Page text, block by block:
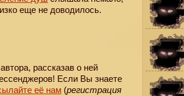
еще не доводилось.
рассказав о ней
Если Вы знаете
её нам (регистрация